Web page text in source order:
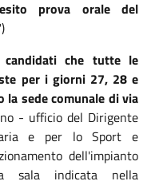
prova orale del
che tutte le
per i giorni 27, 28 e
sede comunale di via
- ufficio del Dirigente
e per lo Sport e
dell'impianto
sala indicata nella